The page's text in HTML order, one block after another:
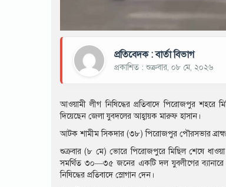
প্রতিবেদক : বার্তা বিভাগ
প্রকাশিত : শুক্রবার, ০৮ মে, ২০২৬
আওয়ামী লীগ নিষিদ্ধের প্রতিবাদে পিরোজপুর
দিয়েছেন জেলা যুবদলের আহ্বায়ক মারুফ হাসান।
আটক শামীম সিকদার (৩৮) পিরোজপুর পৌরসভার
শুক্রবার (৮ মে) ভোরে পিরোজপুরে মিছিল শেষে
সমর্থিত ৩০—৩৫ জনের একটি দল যুবলীগের ব্যানারে
নিষিদ্ধের প্রতিবাদে স্লোগান দেন।